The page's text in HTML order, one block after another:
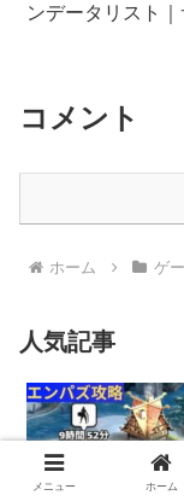
ンデータリスト
コメント
ホーム ゲ
人気記事
メニュー ホーム